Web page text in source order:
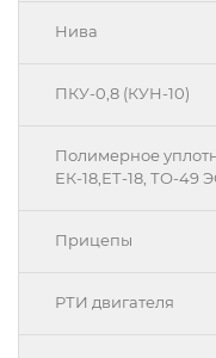
Нива
ПКУ-0,8 (КУН-10)
Полимерное
ЕК-18,ЕТ-18, ТО-49
Прицепы
РТИ двигателя